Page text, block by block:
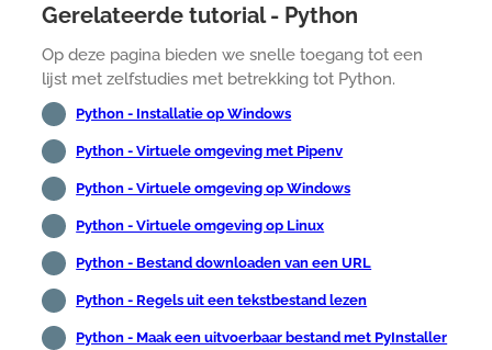
Gerelateerde tutorial - Python
Op deze pagina bieden we snelle toegang tot een
lijst met zelfstudies met betrekking tot Python.
Python - Installatie op Windows
Python - Virtuele omgeving met Pipenv
Python - Virtuele omgeving op Windows
Python - Virtuele omgeving op Linux
Python - Bestand downloaden van een URL
Python - Regels uit een tekstbestand lezen
Python - Maak een uitvoerbaar bestand met PyInstaller